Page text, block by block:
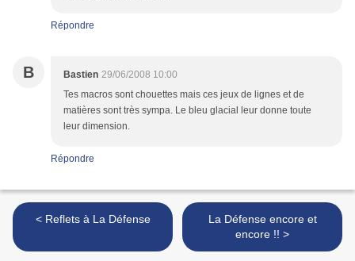
Répondre
B Bastien 29/06/2008 10:00
Tes macros sont chouettes mais ces jeux de lignes et de
matières sont très sympa. Le bleu glacial leur donne toute
leur dimension.
Répondre
< Reflets à La Défense
La Défense encore et
encore !! >